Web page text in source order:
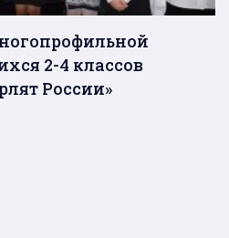
2-4 классов
России»